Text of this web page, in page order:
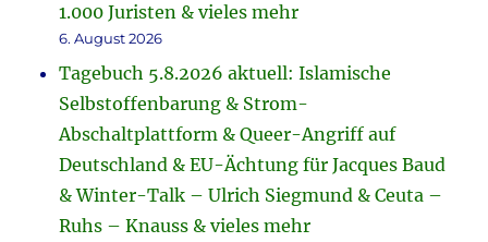
1.000 Juristen & vieles mehr
6. August 2026
Tagebuch 5.8.2026 aktuell: Islamische
Selbstoffenbarung & Strom-
Abschaltplattform & Queer-Angriff auf
Deutschland & EU-Ächtung für Jacques Baud
& Winter-Talk – Ulrich Siegmund & Ceuta –
Ruhs – Knauss & vieles mehr